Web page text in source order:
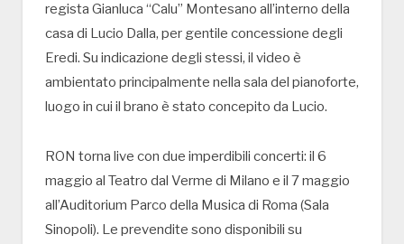
regista Gianluca “Calu” Montesano all’interno della
casa di Lucio Dalla, per gentile concessione degli
Eredi. Su indicazione degli stessi, il video è
ambientato principalmente nella sala del pianoforte,
luogo in cui il brano è stato concepito da Lucio.
RON torna live con due imperdibili concerti: il 6
maggio al Teatro dal Verme di Milano e il 7 maggio
all’Auditorium Parco della Musica di Roma (Sala
Sinopoli). Le prevendite sono disponibili su